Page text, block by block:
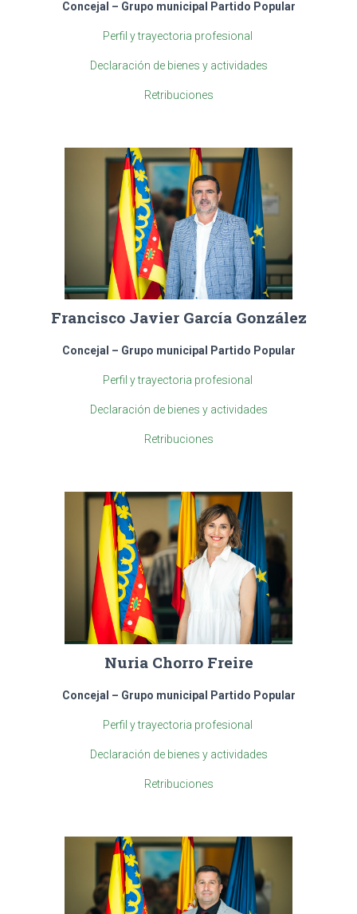
Concejal – Grupo municipal Partido Popular
Perfil y trayectoria profesional
Declaración de bienes y actividades
Retribuciones
Francisco Javier García González
Concejal – Grupo municipal Partido Popular
Perfil y trayectoria profesional
Declaración de bienes y actividades
Retribuciones
Nuria Chorro Freire
Concejal – Grupo municipal Partido Popular
Perfil y trayectoria profesional
Declaración de bienes y actividades
Retribuciones